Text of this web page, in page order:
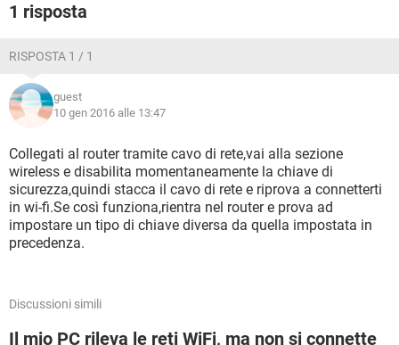
1 risposta
RISPOSTA 1 / 1
guest
10 gen 2016 alle 13:47
Collegati al router tramite cavo di rete,vai alla sezione
wireless e disabilita momentaneamente la chiave di
sicurezza,quindi stacca il cavo di rete e riprova a connetterti
in wi-fi.Se così funziona,rientra nel router e prova ad
impostare un tipo di chiave diversa da quella impostata in
precedenza.
Discussioni simili
Il mio PC rileva le reti WiFi, ma non si connette